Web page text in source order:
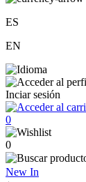
ES
EN
Inciar sesión
0
0
New In